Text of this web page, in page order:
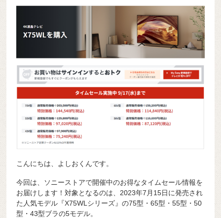
こんにちは、よしおくんです。
今回は、ソニーストアで開催中のお得なタイムセール情報を
お届けします！対象となるのは、2023年7月15日に発売され
た人気モデル『X75WLシリーズ』の75型・65型・55型・50
型・43型ブラの5モデル。